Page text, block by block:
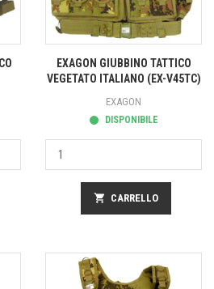
EXAGON GIUBBINO TATTICO
VEGETATO ITALIANO (EX-V45TC)
EXAGON
DISPONIBILE
shopping_cart CARRELLO